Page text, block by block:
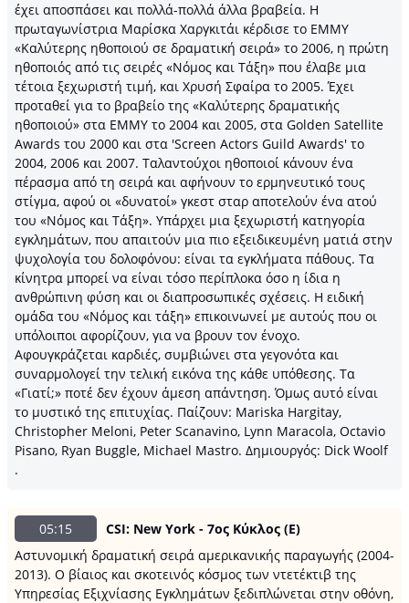
έχει αποσπάσει και πολλά-πολλά άλλα βραβεία. Η
πρωταγωνίστρια Μαρίσκα Χαργκιτάι κέρδισε το EMMY
«Καλύτερης ηθοποιού σε δραματική σειρά» το 2006, η πρώτη
ηθοποιός από τις σειρές «Νόμος και Τάξη» που έλαβε μια
τέτοια ξεχωριστή τιμή, και Χρυσή Σφαίρα το 2005. Έχει
προταθεί για το βραβείο της «Καλύτερης δραματικής
ηθοποιού» στα EMMY το 2004 και 2005, στα Golden Satellite
Awards του 2000 και στα 'Screen Actors Guild Awards' το
2004, 2006 και 2007. Ταλαντούχοι ηθοποιοί κάνουν ένα
πέρασμα από τη σειρά και αφήνουν το ερμηνευτικό τους
στίγμα, αφού οι «δυνατοί» γκεστ σταρ αποτελούν ένα ατού
του «Νόμος και Τάξη». Υπάρχει μια ξεχωριστή κατηγορία
εγκλημάτων, που απαιτούν μια πιο εξειδικευμένη ματιά στην
ψυχολογία του δολοφόνου: είναι τα εγκλήματα πάθους. Τα
κίνητρα μπορεί να είναι τόσο περίπλοκα όσο η ίδια η
ανθρώπινη φύση και οι διαπροσωπικές σχέσεις. Η ειδική
ομάδα του «Νόμος και τάξη» επικοινωνεί με αυτούς που οι
υπόλοιποι αφορίζουν, για να βρουν τον ένοχο.
Αφουγκράζεται καρδιές, συμβιώνει στα γεγονότα και
συναρμολογεί την τελική εικόνα της κάθε υπόθεσης. Τα
«Γιατί;» ποτέ δεν έχουν άμεση απάντηση. Όμως αυτό είναι
το μυστικό της επιτυχίας. Παίζουν: Mariska Hargitay,
Christopher Meloni, Peter Scanavino, Lynn Maracola, Octavio
Pisano, Ryan Buggle, Michael Mastro. Δημιουργός: Dick Woolf
.
05:15
CSI: New York - 7ος Κύκλος (Ε)
Αστυνομική δραματική σειρά αμερικανικής παραγωγής (2004-
2013). Ο βίαιος και σκοτεινός κόσμος των ντετέκτιβ της
Υπηρεσίας Εξιχνίασης Εγκλημάτων ξεδιπλώνεται στην οθόνη,